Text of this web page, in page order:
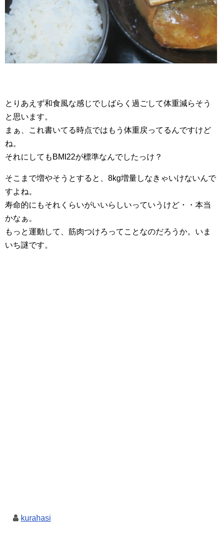
とりあえず和食風な感じでしばらく過ごして体重減らそう
と思います。
まぁ、これ書いてる時点ではもう体重戻ってるんですけど
ね。
それにしてもBMI22が標準なんでしたっけ？
そこまで増やそうとすると、8kg増量しなきゃいけないんで
すよね。
寿命的にもそれくらいがいいらしいっていうけど・・本当
かなぁ。
もっと運動して、筋肉つけろってことなのだろうか。いま
いち謎です。
kurahasi